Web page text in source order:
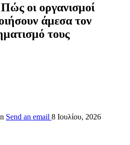
οι οργανισμοί
άμεσα τον
τους
Send an email 8 Ιουλίου, 2026